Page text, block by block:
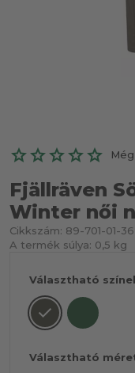
Fjällräven
Winter női
Cikkszám: 89-701-01-36
A termék súlya: 0,5 kg
Választható
Választható